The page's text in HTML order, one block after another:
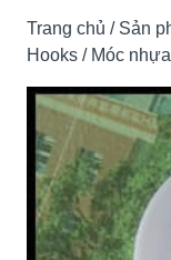
Trang chủ / Sản
Hooks / Móc